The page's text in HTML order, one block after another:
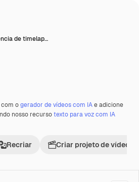
de timelap…
ogerador de vídeos com IAe adicione
nosso recursotexto para voz com IA
Recriar Criar projeto de vídeo